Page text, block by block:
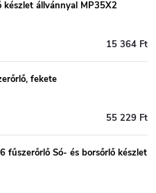
készlet állvánnyal MP35X2
15 364 Ft
fekete
55 229 Ft
fűszerőrlő Só- és borsőrlő készlet